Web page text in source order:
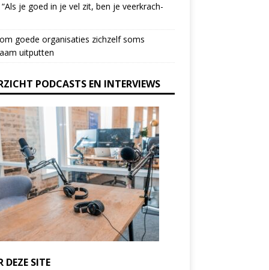
je goed in je vel zit, ben je veerkrach­
goede organisaties zichzelf soms
uitputten
PODCASTS EN INTERVIEWS
DEZE SITE